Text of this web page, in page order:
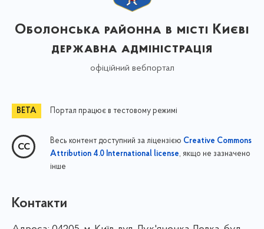
Оболонська районна в місті Києві
державна адміністрація
офіційний вебпортал
Портал працює в тестовому режимі
Весь контент доступний за ліцензією Creative Commons
Attribution 4.0 International license, якщо не зазначено
інше
Контакти